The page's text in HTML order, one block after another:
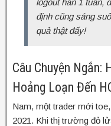
định cũng sáng
quả thật đấy!
Câu Chuyện Ngắn:
Hoảng Loạn Đến
Nam, một trader mới
2021. Khi thị trường đỏ